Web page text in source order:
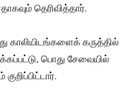
தெரிவித்தார்.
கருத்தில்
பொது சேவையில்